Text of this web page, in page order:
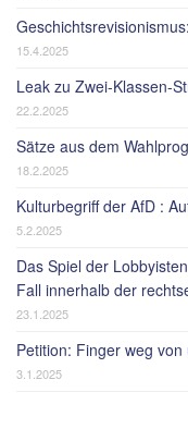
15.4.2025
Leak zu Zwei-Klassen-
22.2.2025
Sätze aus dem
18.2.2025
Kulturbegriff der AfD :
5.2.2025
Das Spiel der
Fall innerhalb der
23.1.2025
Petition: Finger weg
3.1.2025